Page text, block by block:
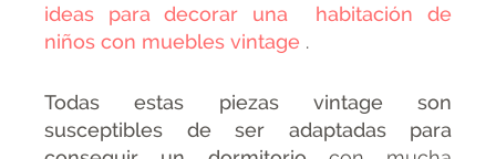
ideas para decorar una habitación de
niños con muebles vintage .
Todas estas piezas vintage
son
susceptibles de ser adaptadas para